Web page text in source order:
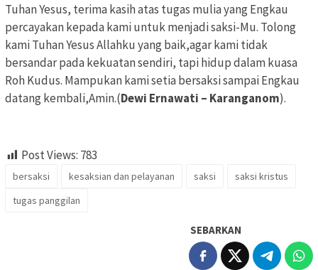
Tuhan Yesus, terima kasih atas tugas mulia yang Engkau
percayakan kepada kami untuk menjadi saksi-Mu. Tolong
kami Tuhan Yesus Allahku yang baik,agar kami tidak
bersandar pada kekuatan sendiri, tapi hidup dalam kuasa
Roh Kudus. Mampukan kami setia bersaksi sampai Engkau
datang kembali,Amin.(Dewi Ernawati – Karanganom).
Post Views: 783
bersaksi kesaksian dan pelayanan saksi
saksi kristus
tugas panggilan
SEBARKAN